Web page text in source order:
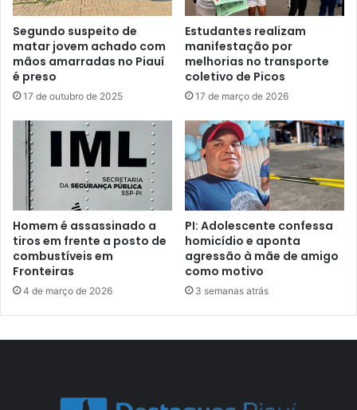
Segundo suspeito de
matar jovem achado com
mãos amarradas no Piauí
é preso
17 de outubro de 2025
Estudantes realizam
manifestação por
melhorias no transporte
coletivo de Picos
17 de março de 2026
Homem é assassinado a
tiros em frente a posto de
combustíveis em
Fronteiras
4 de março de 2026
PI: Adolescente confessa
homicídio e aponta
agressão à mãe de amigo
como motivo
3 semanas atrás